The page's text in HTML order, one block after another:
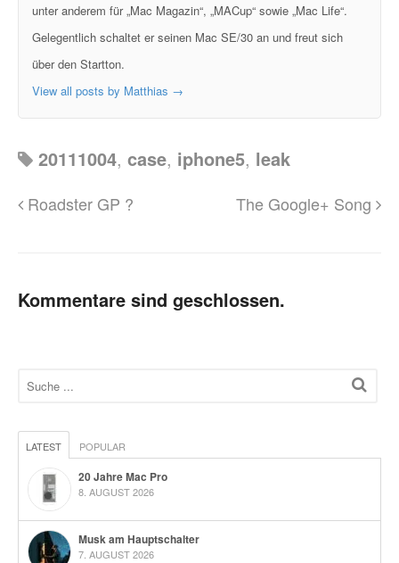
unter anderem für „Mac Magazin“, „MACup“ sowie „Mac Life“.
Gelegentlich schaltet er seinen Mac SE/30 an und freut sich
über den Startton.
View all posts by Matthias →
20111004, case, iphone5, leak
Roadster GP ? The Google+ Song
Kommentare sind geschlossen.
LATEST POPULAR
20 Jahre Mac Pro
8. AUGUST 2026
Musk am Hauptschalter
7. AUGUST 2026